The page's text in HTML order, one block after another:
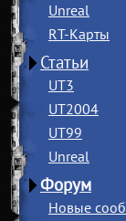
Unreal
RT-Карты
Статьи
UT3
UT2004
UT99
Unreal
Форум
Новые